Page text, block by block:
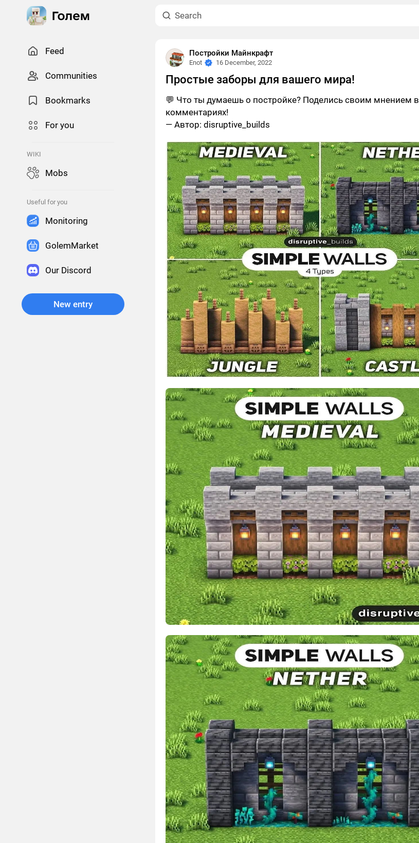
Feed
Сommunities
Bookmarks
For you
WIKI
Mobs
Useful for you
Monitoring
GolemMarket
Our Discord
New entry
Постройки Майнкрафт
Enot 16 December, 2022
Простые заборы для вашего мира!
💬 Что ты думаешь о постройке? Поделись своим мнением в
комментариях!
— Автор: disruptive_builds